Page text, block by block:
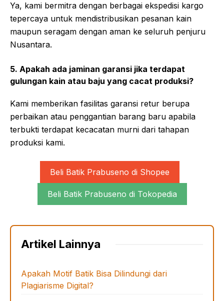
Ya, kami bermitra dengan berbagai ekspedisi kargo
tepercaya untuk mendistribusikan pesanan kain
maupun seragam dengan aman ke seluruh penjuru
Nusantara.
5. Apakah ada jaminan garansi jika terdapat
gulungan kain atau baju yang cacat produksi?
Kami memberikan fasilitas garansi retur berupa
perbaikan atau penggantian barang baru apabila
terbukti terdapat kecacatan murni dari tahapan
produksi kami.
Beli Batik Prabuseno di Shopee
Beli Batik Prabuseno di Tokopedia
Artikel Lainnya
Apakah Motif Batik Bisa Dilindungi dari
Plagiarisme Digital?